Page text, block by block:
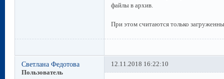
файлы в архив.
При этом считаются только
Светлана Федотова
Пользователь
12.11.2018 16:22:10